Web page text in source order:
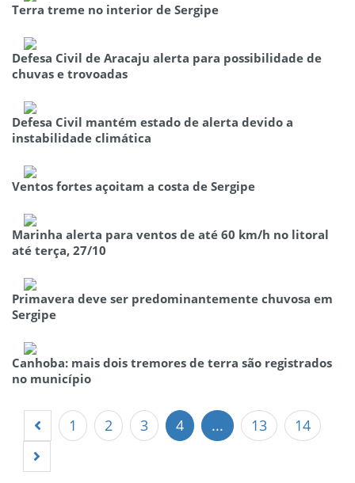
Terra treme no interior de Sergipe
Defesa Civil de Aracaju alerta para possibilidade de
chuvas e trovoadas
Defesa Civil mantém estado de alerta devido a
instabilidade climática
Ventos fortes açoitam a costa de Sergipe
Marinha alerta para ventos de até 60 km/h no litoral
até terça, 27/10
Primavera deve ser predominantemente chuvosa em
Sergipe
Canhoba: mais dois tremores de terra são registrados
no município
1 2 3 4 ... 13 14